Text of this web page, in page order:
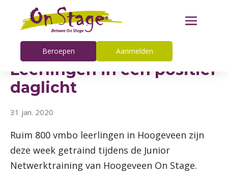
Beroepen Aanmelden
Leerlingen in een positief
daglicht
31 jan. 2020
Ruim 800 vmbo leerlingen in Hoogeveen zijn
deze week getraind tijdens de Junior
Netwerktraining van Hoogeveen On Stage.